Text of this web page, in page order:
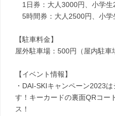
1日券：大人3000円、小学生
5時間券：大人2500円、小学
【駐車料金】
屋外駐車場：500円（屋内駐車
【イベント情報】
・DAI-SKIキャンペーン2023
す！キーカードの裏面QRコー
ス！